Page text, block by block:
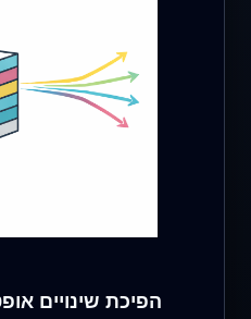
הפיכת שינויים